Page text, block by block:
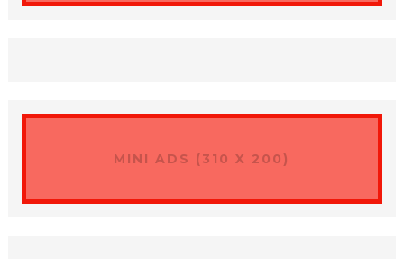
MINI ADS (310 X 200)